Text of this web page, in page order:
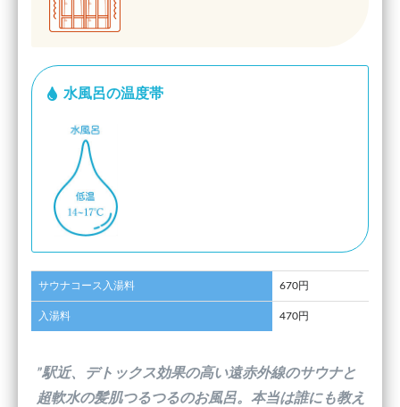
水風呂の温度帯
サウナコース入湯料 670円
入湯料 470円
”駅近、デトックス効果の高い遠赤外線のサウナと
超軟水の髪肌つるつるのお風呂。本当は誰にも教え